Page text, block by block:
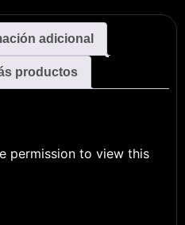
adicional
productos
permission to view this